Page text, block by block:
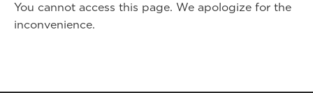
You cannot access this page. We apologize for the
inconvenience.